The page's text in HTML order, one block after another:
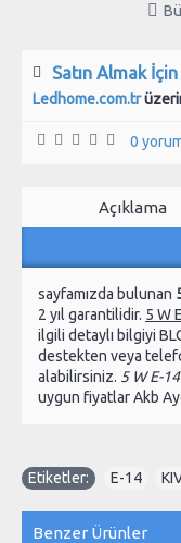
Satın Almak İçin
Ledhome.com.tr
0
Açıklama
sayfamızda bulunan
2 yıl garantilidir. 5 W
ilgili detaylı bilgiyi
destekten veya
alabilirsiniz. 5 W E-
uygun fiyatlar Akb
Etiketler: E-14
Benzer Ürünler